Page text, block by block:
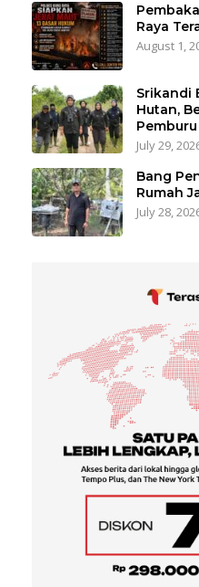
Raya
August 1,
Srikandi
Hutan,
Pemburu
July 29,
Bang
Rumah
July 28,